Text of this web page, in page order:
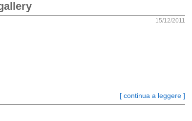
15/12/2011
[ continua a leggere ]